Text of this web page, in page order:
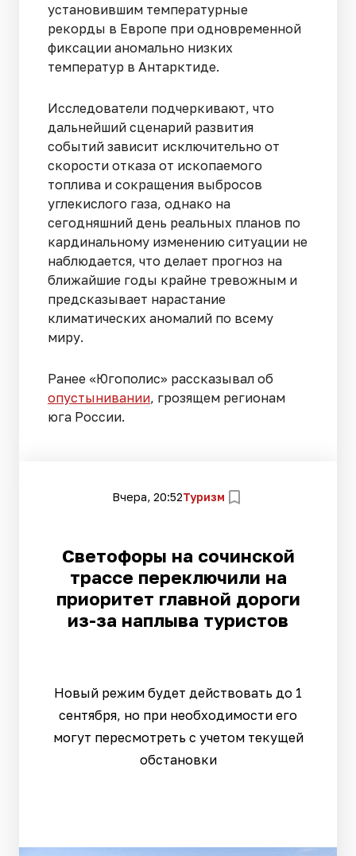
установившим температурные
рекорды в Европе при одновременной
фиксации аномально низких
температур в Антарктиде.
Исследователи подчеркивают, что
дальнейший сценарий развития
событий зависит исключительно от
скорости отказа от ископаемого
топлива и сокращения выбросов
углекислого газа, однако на
сегодняшний день реальных планов по
кардинальному изменению ситуации не
наблюдается, что делает прогноз на
ближайшие годы крайне тревожным и
предсказывает нарастание
климатических аномалий по всему
миру.
Ранее «Югополис» рассказывал об
опустынивании, грозящем регионам
юга России.
Вчера, 20:52Туризм
Светофоры на сочинской
трассе переключили на
приоритет главной дороги
из-за наплыва туристов
Новый режим будет действовать до 1
сентября, но при необходимости его
могут пересмотреть с учетом текущей
обстановки